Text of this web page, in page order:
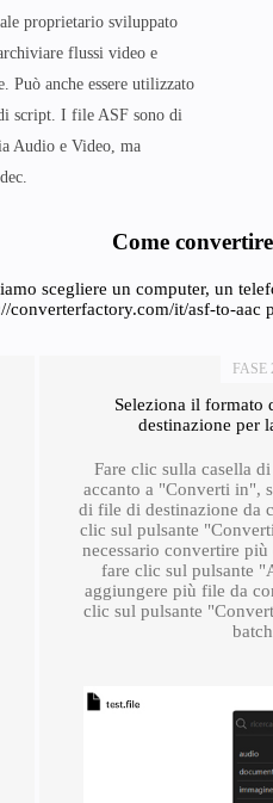
proprietario sviluppato
flussi video e
anche essere utilizzato
script. I file ASF sono di
Audio e Video, ma
Come
scegliere un computer, un
converterfactory.com/it/asf-to-aac
FASE
Seleziona il formato
destinazione per
Fare clic sulla casella
accanto a "Converti in",
di file di destinazione da
clic sul pulsante
necessario convertire
fare clic sul pulsante
aggiungere più file da
clic sul pulsante